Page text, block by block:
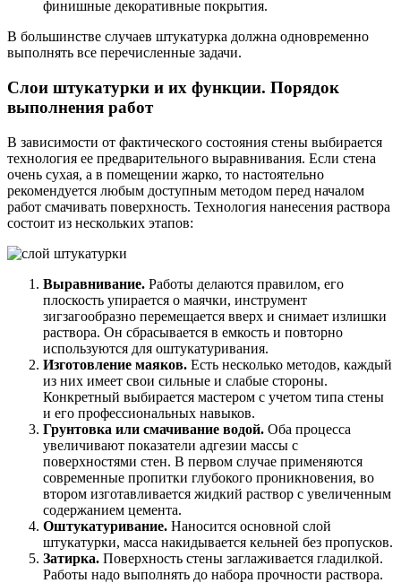
финишные декоративные покрытия.
В большинстве случаев штукатурка должна одновременно
выполнять все перечисленные задачи.
Слои штукатурки и их функции. Порядок
выполнения работ
В зависимости от фактического состояния стены выбирается
технология ее предварительного выравнивания. Если стена
очень сухая, а в помещении жарко, то настоятельно
рекомендуется любым доступным методом перед началом
работ смачивать поверхность. Технология нанесения раствора
состоит из нескольких этапов:
Выравнивание. Работы делаются правилом, его
плоскость упирается о маячки, инструмент
зигзагообразно перемещается вверх и снимает излишки
раствора. Он сбрасывается в емкость и повторно
используются для оштукатуривания.
Изготовление маяков. Есть несколько методов, каждый
из них имеет свои сильные и слабые стороны.
Конкретный выбирается мастером с учетом типа стены
и его профессиональных навыков.
Грунтовка или смачивание водой. Оба процесса
увеличивают показатели адгезии массы с
поверхностями стен. В первом случае применяются
современные пропитки глубокого проникновения, во
втором изготавливается жидкий раствор с увеличенным
содержанием цемента.
Оштукатуривание. Наносится основной слой
штукатурки, масса накидывается кельней без пропусков.
Затирка. Поверхность стены заглаживается гладилкой.
Работы надо выполнять до набора прочности раствора.